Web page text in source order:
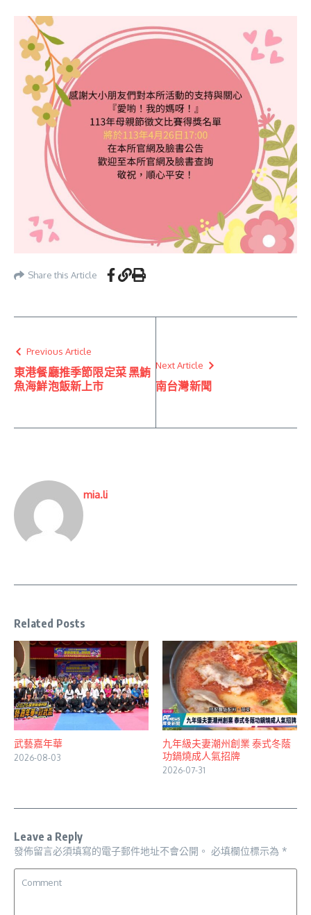
Share this Article
Previous Article
東港餐廳推季節限定菜 黑鮪
魚海鮮泡飯新上市
Next Article
南台灣新聞
mia.li
Related Posts
武藝嘉年華
2026-08-03
九年級夫妻潮州創業 泰式冬蔭
功鍋燒成人氣招牌
2026-07-31
Leave a Reply
發佈留言必須填寫的電子郵件地址不會公開。 必填欄位標示為 *